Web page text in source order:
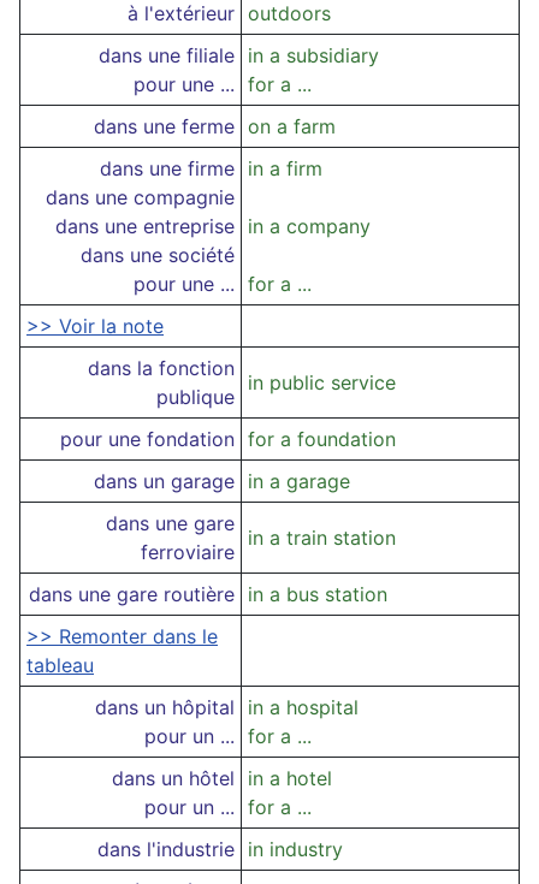
à l'extérieur outdoors
dans une filiale
pour une ...
in a subsidiary
for a ...
dans une ferme on a farm
dans une firme
dans une compagnie
dans une entreprise
dans une société
pour une ...
in a firm
in a company
for a ...
>> Voir la note
dans la fonction
publique
in public service
pour une fondation for a foundation
dans un garage in a garage
dans une gare
ferroviaire
in a train station
dans une gare routière in a bus station
>> Remonter dans le
tableau
dans un hôpital
pour un ...
in a hospital
for a ...
dans un hôtel
pour un ...
in a hotel
for a ...
dans l'industrie in industry